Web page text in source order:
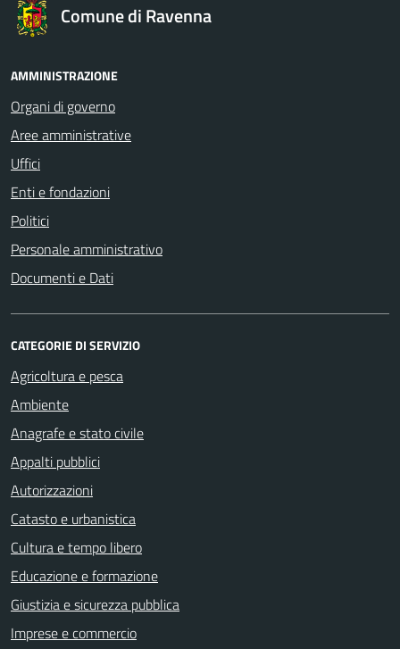
Comune di Ravenna
AMMINISTRAZIONE
Organi di governo
Aree amministrative
Uffici
Enti e fondazioni
Politici
Personale amministrativo
Documenti e Dati
CATEGORIE DI SERVIZIO
Agricoltura e pesca
Ambiente
Anagrafe e stato civile
Appalti pubblici
Autorizzazioni
Catasto e urbanistica
Cultura e tempo libero
Educazione e formazione
Giustizia e sicurezza pubblica
Imprese e commercio